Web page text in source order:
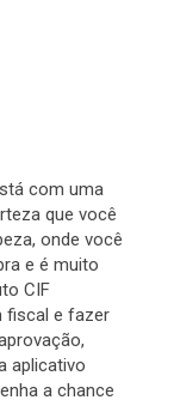
com uma
que você
onde você
e é muito
CIF
fiscal e fazer
aplicativo
a chance